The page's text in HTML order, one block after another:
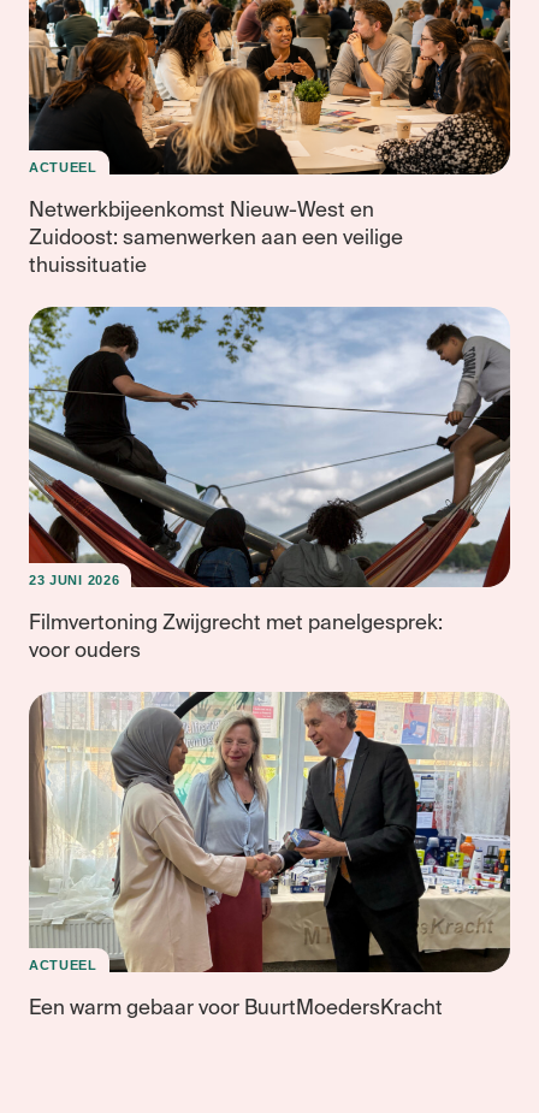
ACTUEEL
Netwerkbijeenkomst Nieuw-West en
Zuidoost: samenwerken aan een veilige
thuissituatie
23 JUNI 2026
Filmvertoning Zwijgrecht met panelgesprek:
voor ouders
ACTUEEL
Een warm gebaar voor BuurtMoedersKracht